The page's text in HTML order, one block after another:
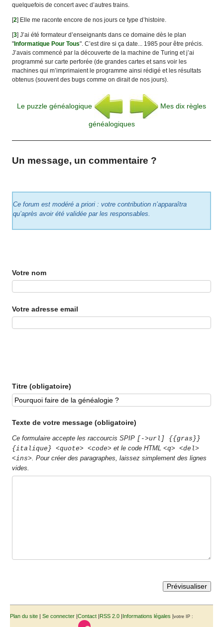
quelquefois de concert avec d’autres trains.
[2] Elle me raconte encore de nos jours ce type d’histoire.
[3]J’ai été formateur d’enseignants dans ce domaine dès le plan
" Informatique Pour Tous". C’est dire si ça date... 1985 pour être précis.
J’avais commencé par la découverte de la machine de Turing et j’ai
programmé sur carte perforée (de grandes cartes et sans voir les
machines qui m’imprimaient le programme ainsi rédigé et les résultats
obtenus (souvent des bugs comme on dirait de nos jours).
Le puzzle généalogique Mes dix règles
généalogiques
Un message, un commentaire ?
Ce forum est modéré a priori : votre contribution n’apparaîtra
qu’après avoir été validée par les responsables.
Votre nom
Votre adresse email
Titre (obligatoire)
Texte de votre message (obligatoire)
Ce formulaire accepte les raccourcis SPIP [->url] {{gras}}
{italique} <quote> <code> et le code HTML<q> <del>
<ins> . Pour créer des paragraphes, laissez simplement des lignes
vides.
Plan du site Se connecter Contact RSS 2.0 Informations légales votre IP :